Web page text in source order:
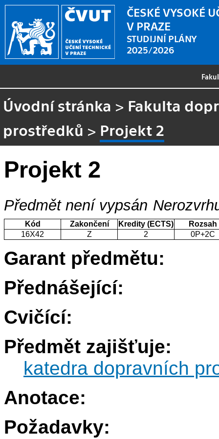
ČESKÉ VYSOKÉ
V PRAZE
STUDIJNÍ PLÁNY
2025/2026
Úvodní stránka > Fakulta
prostředků > Projekt 2
Projekt 2
Předmět není vypsán
Kód Zakončení Kredity (ECTS)
Rozsah
16X42
Z 2 0P+2C
Garant předmětu:
Přednášející:
Cvičící:
Předmět zajišťuje:
katedra dopravních
Anotace:
Požadavky: